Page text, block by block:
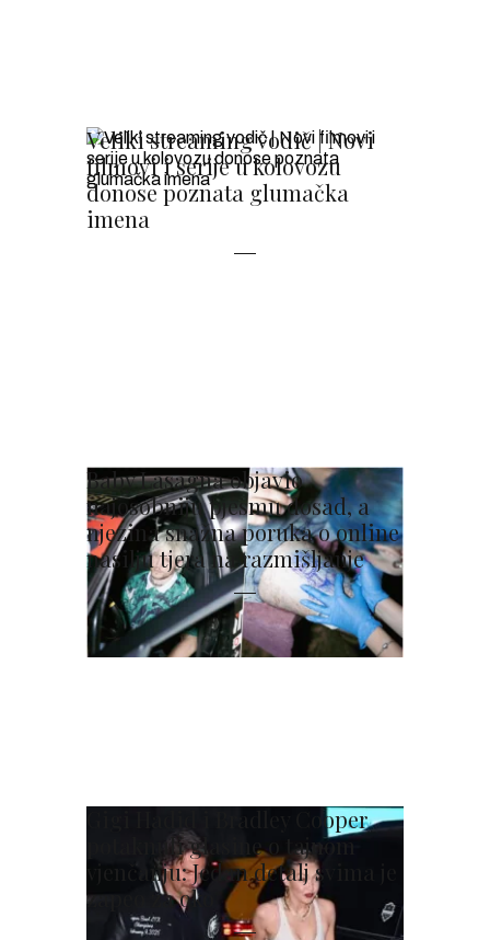
Veliki streaming vodič | Novi
filmovi i serije u kolovozu
donose poznata glumačka
imena
Baby Lasagna objavio
najosobniju pjesmu dosad, a
njezina snažna poruka o online
nasilju tjera na razmišljanje
Gigi Hadid i Bradley Cooper
potaknuli glasine o tajnom
vjenčanju: Jedan detalj svima je
zapeo za oko